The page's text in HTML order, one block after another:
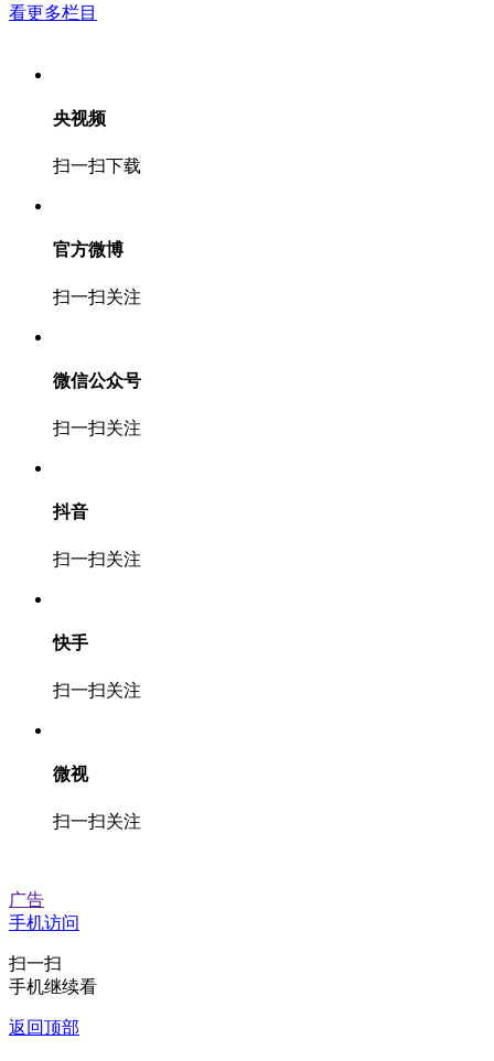
看更多栏目
央视频
扫一扫下载
官方微博
扫一扫关注
微信公众号
扫一扫关注
抖音
扫一扫关注
快手
扫一扫关注
微视
扫一扫关注
广告
手机访问
扫一扫
手机继续看
返回顶部